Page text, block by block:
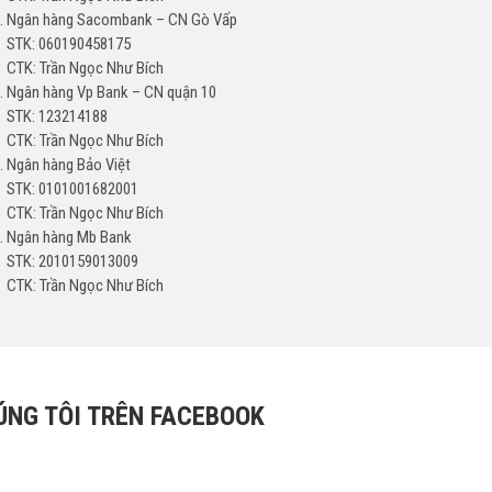
Ngân hàng Sacombank – CN Gò Vấp
STK: 060190458175
CTK: Trần Ngọc Như Bích
Ngân hàng Vp Bank – CN quận 10
STK: 123214188
CTK: Trần Ngọc Như Bích
Ngân hàng Bảo Việt
STK: 0101001682001
CTK: Trần Ngọc Như Bích
Ngân hàng Mb Bank
STK: 2010159013009
CTK: Trần Ngọc Như Bích
TÔI TRÊN FACEBOOK